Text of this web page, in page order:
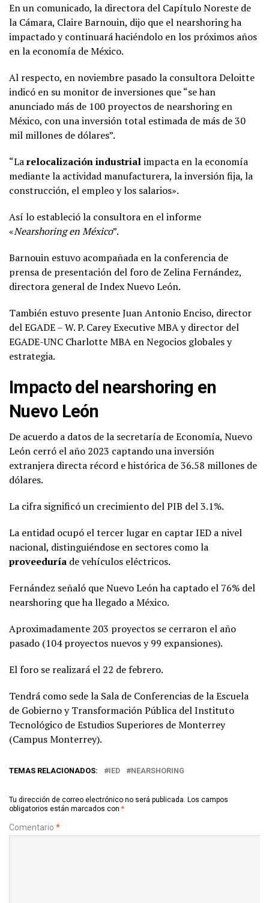
En un comunicado, la directora del Capítulo Noreste de
la Cámara, Claire Barnouin, dijo que el nearshoring ha
impactado y continuará haciéndolo en los próximos años
en la economía de México.
Al respecto, en noviembre pasado la consultora Deloitte
indicó en su monitor de inversiones que “se han
anunciado más de 100 proyectos de nearshoring en
México, con una inversión total estimada de más de 30
mil millones de dólares”.
“Larelocalización industrialimpacta en la economía
mediante la actividad manufacturera, la inversión fija, la
construcción, el empleo y los salarios».
Así lo estableció la consultora en el informe
«Nearshoring en México”.
Barnouin estuvo acompañada en la conferencia de
prensa de presentación del foro de Zelina Fernández,
directora general de Index Nuevo León.
También estuvo presente Juan Antonio Enciso, director
del EGADE – W. P. Carey Executive MBA y director del
EGADE-UNC Charlotte MBA en Negocios globales y
estrategia.
Impacto del nearshoring en
Nuevo León
De acuerdo a datos de la secretaría de Economía, Nuevo
León cerró el año 2023 captando una inversión
extranjera directa récord e histórica de 36.58 millones de
dólares.
La cifra significó un crecimiento del PIB del 3.1%.
La entidad ocupó el tercer lugar en captar IED a nivel
nacional, distinguiéndose en sectores como la
proveeduría de vehículos eléctricos.
Fernández señaló que Nuevo León ha captado el 76% del
nearshoring que ha llegado a México.
Aproximadamente 203 proyectos se cerraron el año
pasado (104 proyectos nuevos y 99 expansiones).
El foro se realizará el 22 de febrero.
Tendrá como sede la Sala de Conferencias de la Escuela
de Gobierno y Transformación Pública del Instituto
Tecnológico de Estudios Superiores de Monterrey
(Campus Monterrey).
TEMAS RELACIONADOS: IED NEARSHORING
Tu dirección de correo electrónico no será publicada. Los campos
obligatorios están marcados con *
Comentario *